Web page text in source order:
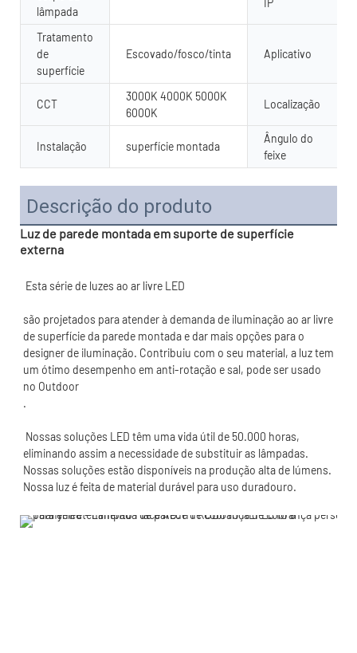
lâmpada
Tratamento
de
superfície
Escovado/fosco/tinta Aplicativo
CCT
3000K 4000K 5000K
6000K
Localização
Instalação superfície montada
Ângulo do
feixe
Descrição do produto
Luz de parede montada em suporte de superfície
externa
são projetados para atender à demanda de iluminação ao ar livre
de superfície da parede montada e dar mais opções para o
designer de iluminação. Contribuiu com o seu material, a luz tem
um ótimo desempenho em anti-rotação e sal, pode ser usado
eliminando assim a necessidade de substituir as lâmpadas.
Nossas soluções estão disponíveis na produção alta de lúmens.